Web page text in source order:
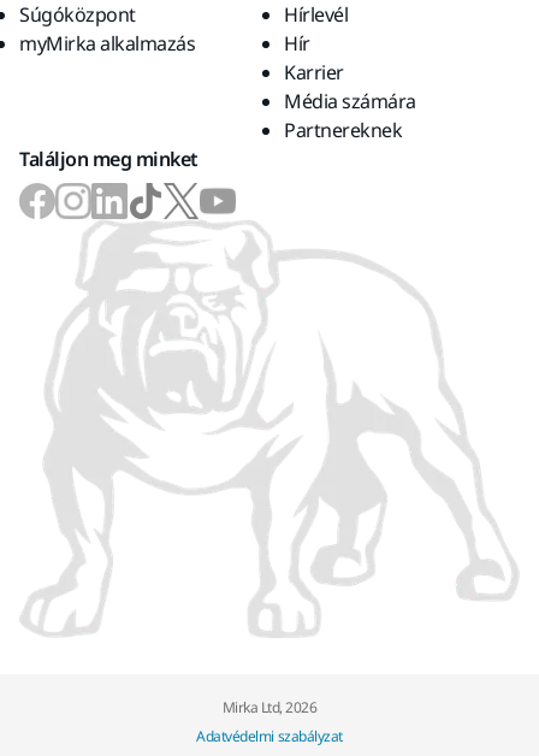
Súgóközpont
myMirka alkalmazás
Hírlevél
Hír
Karrier
Média számára
Partnereknek
Találjon meg minket
Mirka Ltd, 2026
Adatvédelmi szabályzat